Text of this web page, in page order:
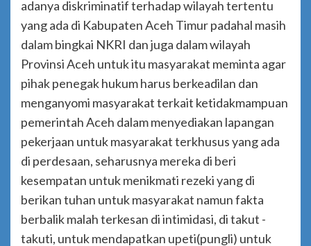
adanya diskriminatif terhadap wilayah tertentu
yang ada di Kabupaten Aceh Timur padahal masih
dalam bingkai NKRI dan juga dalam wilayah
Provinsi Aceh untuk itu masyarakat meminta agar
pihak penegak hukum harus berkeadilan dan
menganyomi masyarakat terkait ketidakmampuan
pemerintah Aceh dalam menyediakan lapangan
pekerjaan untuk masyarakat terkhusus yang ada
di perdesaan, seharusnya mereka di beri
kesempatan untuk menikmati rezeki yang di
berikan tuhan untuk masyarakat namun fakta
berbalik malah terkesan di intimidasi, di takut -
takuti, untuk mendapatkan upeti(pungli) untuk